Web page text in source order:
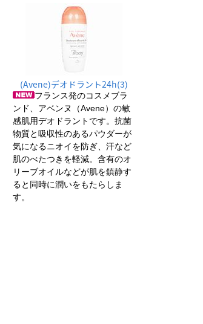
(Avene)デオドラント24h(3)
フランス発のコスメブラ
ンド、アベンヌ（Avene）の敏
感肌用デオドラントです。抗菌
物質と吸収性のあるパウダーが
気になるニオイを防ぎ、汗など
肌のべたつきを軽減。含有のオ
リーブオイルなどが肌を鎮静す
ると同時に潤いをもたらしま
す。